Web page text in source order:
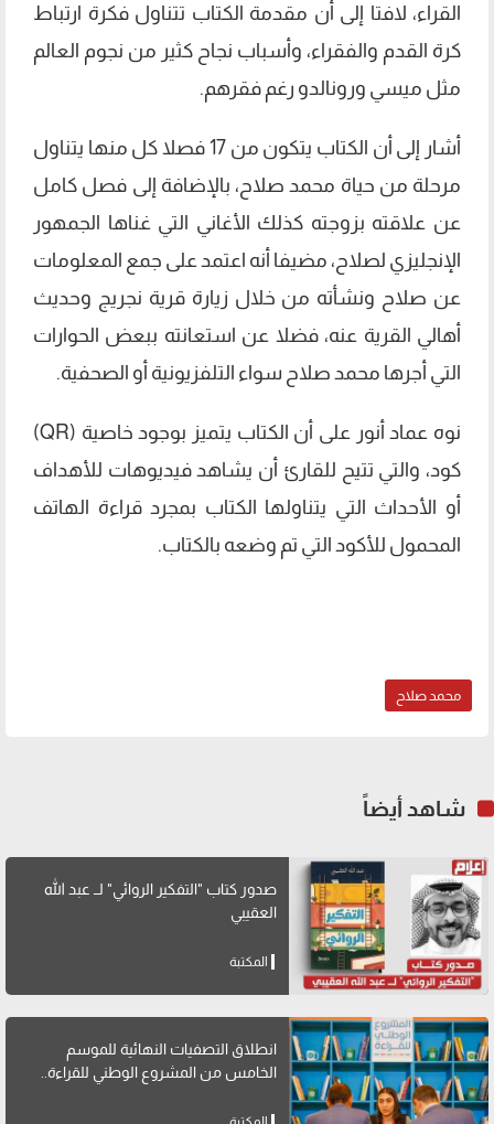
القراء، لافتا إلى أن مقدمة الكتاب تتناول فكرة ارتباط
كرة القدم والفقراء، وأسباب نجاح كثير من نجوم العالم
مثل ميسي ورونالدو رغم فقرهم.
أشار إلى أن الكتاب يتكون من 17 فصلا كل منها يتناول
مرحلة من حياة محمد صلاح، بالإضافة إلى فصل كامل
عن علاقته بزوجته كذلك الأغاني التي غناها الجمهور
الإنجليزي لصلاح، مضيفا أنه اعتمد على جمع المعلومات
عن صلاح ونشأته من خلال زيارة قرية نجريج وحديث
أهالي القرية عنه، فضلا عن استعانته ببعض الحوارات
التي أجرها محمد صلاح سواء التلفزيونية أو الصحفية.
نوه عماد أنور على أن الكتاب يتميز بوجود خاصية (QR)
كود، والتي تتيح للقارئ أن يشاهد فيديوهات للأهداف
أو الأحداث التي يتناولها الكتاب بمجرد قراءة الهاتف
المحمول للأكود التي تم وضعه بالكتاب.
محمد صلاح
شاهد أيضاً
صدور كتاب "التفكير الروائي" لــ عبد الله
العقيبي
المكتبة
انطلاق التصفيات النهائية للموسم
الخامس من المشروع الوطني للقراءة..